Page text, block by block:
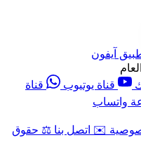
آيفون
قناة يوتيوب
قناة
واتساب
✉️ اتصل بنا ⚖️ حقوق